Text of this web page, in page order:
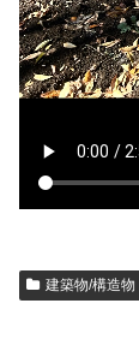
建築物/構造